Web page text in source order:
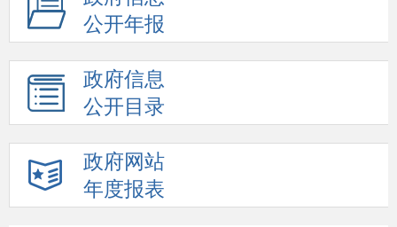
公开年报
政府信息
公开目录
政府网站
年度报表